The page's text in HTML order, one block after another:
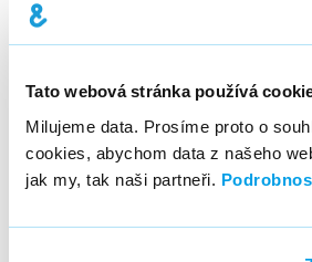
Tato webová stránka používá
Milujeme data. Prosíme proto o
cookies, abychom data z našeho
jak my, tak naši partneři.
the application is capable
detecting and assigning
85% of defects to a
and place of origin.